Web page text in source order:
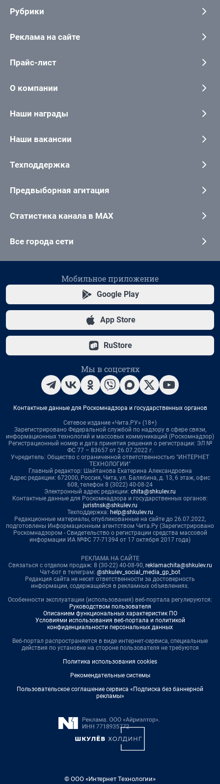
Рубрики
Реклама на сайте
Прайс-лист
О компании
Наши награды
Наши вакансии
Техподдержка
Предвыборная агитация
Статистика канала в MAX
Все города сети
Мобильное приложение
Google Play
App Store
RuStore
Мы в соцсетях
Контактные данные для Роскомнадзора и государственных органов
Сетевое издание «Чита.РУ» (18+)
Зарегистрировано Федеральной службой по надзору в сфере связи,
информационных технологий и массовых коммуникаций (Роскомнадзор)
Регистрационный номер и дата принятия решения о регистрации: ЭЛ №
ФС 77 – 83657 от 26.07.2022 г.
Учредитель: Общество с ограниченной ответственностью "ИНТЕРНЕТ
ТЕХНОЛОГИИ"
Главный редактор: Шайтанова Екатерина Александровна
Адрес редакции: 672000, Россия, Чита, ул. Балябина, д. 13, 6 этаж, офис
608, телефон 8 (3022) 40-08-24
Электронный адрес редакции: chita@shkulev.ru
Контактные данные для Роскомнадзора и государственных органов:
juristnsk@shkulev.ru
Техподдержка: help@shkulev.ru
Редакционные материалы, опубликованные на сайте до 26.07.2022,
подготовлены Информационным агентством Чита.Ру (Зарегистрировано
Роскомнадзором - Свидетельство о регистрации средства массовой
информации ИА №ФС 77-71394 от 17 октября 2017 года)
РЕКЛАМА НА САЙТЕ
Связаться с отделом продаж: 8 (30-22) 40-08-90, reklamachita@shkulev.ru
Чат-бот в телеграм: @shkulev_social_media_gp_bot
Редакция сайта не несет ответственности за достоверность
информации, содержащейся в рекламных объявлениях.
Особенности эксплуатации (использования) веб-портала регулируются:
Руководством пользователя
Описанием функциональных характеристик ПО
Условиями использования веб-портала и политикой
конфиденциальности персональных данных
Веб-портал распространяется в виде интернет-сервиса, специальные
действия по установке на стороне пользователя не требуются
Политика использования cookies
Рекомендательные системы
Пользовательское соглашение сервиса «Подписка без баннерной
рекламы»
© ООО «Интернет Технологии»